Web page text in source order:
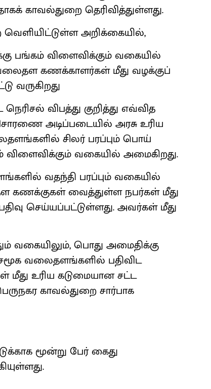
காவல்துறை தெரிவித்துள்ளது.
அறிக்கையில்,
பங்கம் விளைவிக்கும் வகையில்
வலைதள கணக்காளர்கள் மீது வழக்குப்
வருகிறது
விபத்து குறித்து எவ்வித
அடிப்படையில் அரசு உரிய
சிலர் பரப்பும் பொய்
வகையில் அமைகிறது.
வதந்தி பரப்பும் வகையில்
கணக்குகள் வைத்துள்ள நபர்கள் மீது
செய்யப்பட்டுள்ளது. அவர்கள் மீது
வகையிலும், பொது அமைதிக்கு
வலைதளங்களில் பதிவிட
மீது உரிய கடுமையான சட்ட
காவல்துறை சார்பாக
மூன்று பேர் கைது